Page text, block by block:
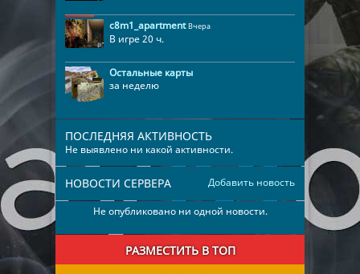
c8m1_apartment Вчера
В игре 20 ч.
Остальные карты
за неделю
ПОСЛЕДНЯЯ АКТИВНОСТЬ
Не выявлено ни какой активности.
Добавить новость
НОВОСТИ СЕРВЕРА
Не опубликовано ни одной новости.
РАЗМЕСТИТЬ В ТОП